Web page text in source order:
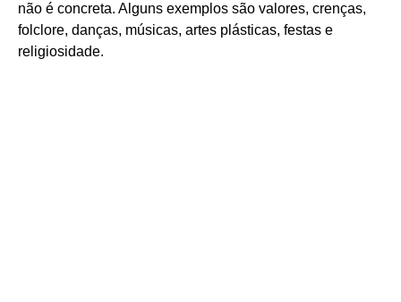
não é concreta. Alguns exemplos são valores, crenças,
folclore, danças, músicas, artes plásticas, festas e
religiosidade.